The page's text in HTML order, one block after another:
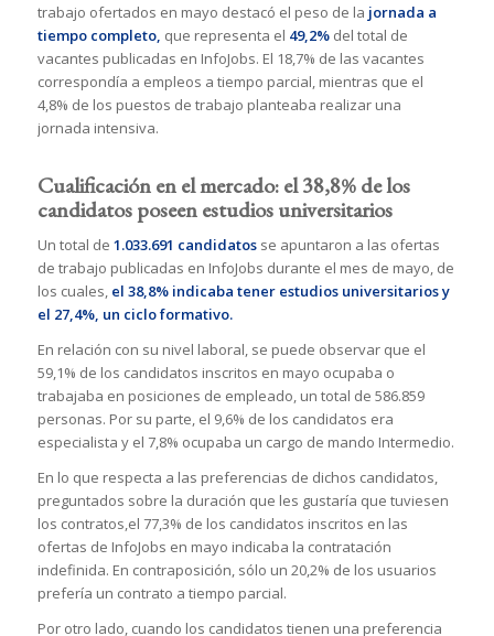
trabajo ofertados en mayo destacó el peso de la jornada a
tiempo completo, que representa el 49,2%del total de
vacantes publicadas en InfoJobs. El 18,7% de las vacantes
correspondía a empleos a tiempo parcial, mientras que el
4,8% de los puestos de trabajo planteaba realizar una
jornada intensiva.
Cualificación en el mercado: el 38,8% de los
candidatos poseen estudios universitarios
Un total de 1.033.691 candidatosse apuntaron a las ofertas
de trabajo publicadas en InfoJobs durante el mes de mayo, de
los cuales, el 38,8% indicaba tener estudios universitarios y
el 27,4%, un ciclo formativo.
En relación con su nivel laboral, se puede observar que el
59,1% de los candidatos inscritos en mayo ocupaba o
trabajaba en posiciones de empleado, un total de 586.859
personas. Por su parte, el 9,6% de los candidatos era
especialista y el 7,8% ocupaba un cargo de mando Intermedio.
En lo que respecta a las preferencias de dichos candidatos,
preguntados sobre la duración que les gustaría que tuviesen
los contratos,el 77,3% de los candidatos inscritos en las
ofertas de InfoJobs en mayo indicaba la contratación
indefinida. En contraposición, sólo un 20,2% de los usuarios
prefería un contrato a tiempo parcial.
Por otro lado, cuando los candidatos tienen una preferencia